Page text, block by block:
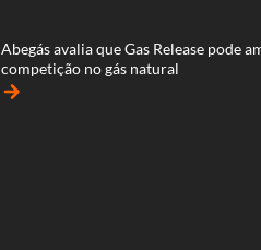
Abegás avalia que Gas Release pode
competição no gás natural
arrow_forward